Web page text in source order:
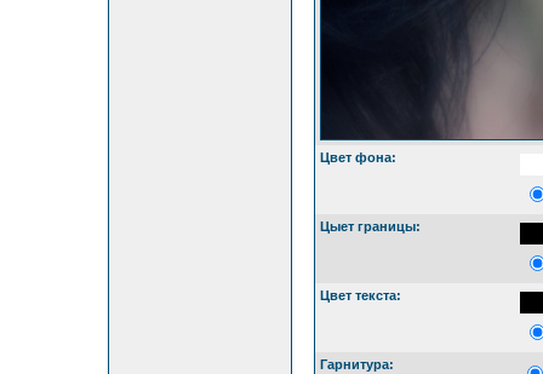
Цвет фона:
Цыет границы:
Цвет текста:
Гарнитура: